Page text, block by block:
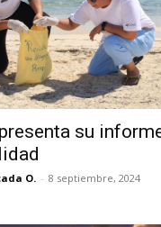
su
O. - 8 septiembre, 2024